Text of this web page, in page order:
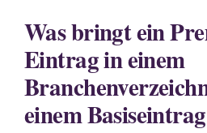
Was bringt ein
Eintrag in einem
einem